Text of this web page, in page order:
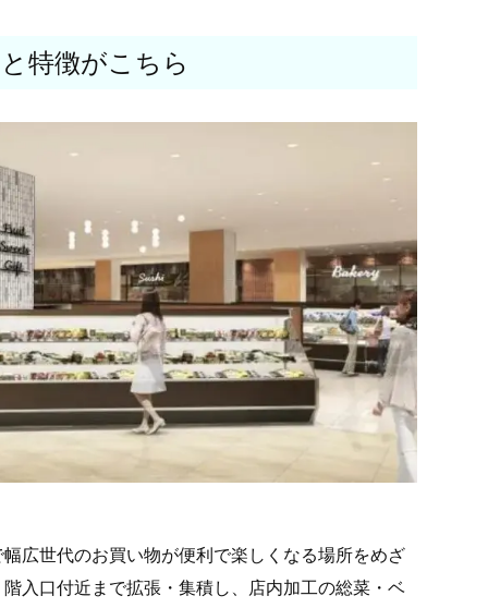
特徴がこちら
広世代のお買い物が便利で楽しくなる場所をめざ
入口付近まで拡張・集積し、店内加工の総菜・ベ